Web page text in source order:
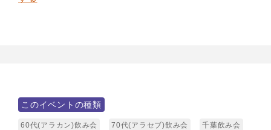
このイベントの種類
60代(アラカン)飲み会 70代(アラセブ)飲み会 千葉飲み会